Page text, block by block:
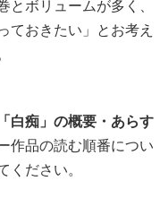
とボリュームが多く、
ておきたい」とお考え
白痴」の概要・あらす
作品の読む順番につい
ください。